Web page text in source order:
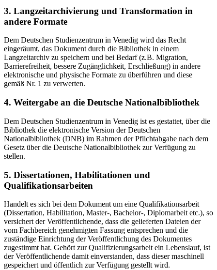
3. Langzeitarchivierung und Transformation in
andere Formate
Dem Deutschen Studienzentrum in Venedig wird das Recht
eingeräumt, das Dokument durch die Bibliothek in einem
Langzeitarchiv zu speichern und bei Bedarf (z.B. Migration,
Barrierefreiheit, bessere Zugänglichkeit, Erschließung) in andere
elektronische und physische Formate zu überführen und diese
gemäß Nr. 1 zu verwerten.
4. Weitergabe an die Deutsche Nationalbibliothek
Dem Deutschen Studienzentrum in Venedig ist es gestattet, über die
Bibliothek die elektronische Version der Deutschen
Nationalbibliothek (DNB) im Rahmen der Pflichtabgabe nach dem
Gesetz über die Deutsche Nationalbibliothek zur Verfügung zu
stellen.
5. Dissertationen, Habilitationen und
Qualifikationsarbeiten
Handelt es sich bei dem Dokument um eine Qualifikationsarbeit
(Dissertation, Habilitation, Master-, Bachelor-, Diplomarbeit etc.), so
versichert der Veröffentlichende, dass die gelieferten Dateien der
vom Fachbereich genehmigten Fassung entsprechen und die
zuständige Einrichtung der Veröffentlichung des Dokumentes
zugestimmt hat. Gehört zur Qualifizierungsarbeit ein Lebenslauf, ist
der Veröffentlichende damit einverstanden, dass dieser maschinell
gespeichert und öffentlich zur Verfügung gestellt wird.